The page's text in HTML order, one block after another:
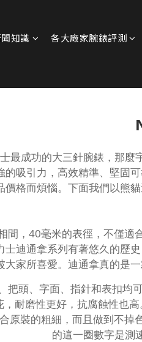
知識 各大廠家腕錶評測
最成功的大三針腕錶，那
的吸引力，高效精準、堅固
價格而煩惱。下面我們以熊
間，40毫米的表徑，不僅
士迪通拿系列有著悠久的歷
家所喜愛。迪通拿真的是
把頭、字面、指針和表扣均
耐磨性更好，抗腐蝕性也
原裝的粗細，而且做到不
的這一圈數字是測